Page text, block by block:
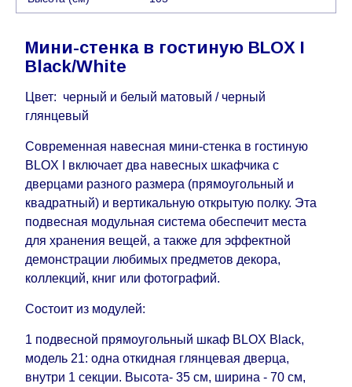
дни) от даты получения оплаты от
кредитной компании клиента.
Возможны задержки, связанные с морской
доставкой при заказе мебели из-за границы, на
случаях срок доставки будет продлен еще на 30
рабочих дней и не будет считаться
задержкой.Вместе с тем поставщики
прилагают все усилия, чтобы максимально
ускорить доставку, но, не имея возможности
это гарантировать, поэтому интернет-магазин
не несет ответственности за какие-либо
задержки.
Мебель из категории "
является модулярной, что оставляет право за
Поставщиком сделать доставку по мере
поступления модулей с фабрики, в течение
дополнительных 60 рабочих дней после первой
Мини-стенка в гостиную BLOX I
Black/White
Цвет: черный и белый матовый / черный
глянцевый
Современная навесная мини-стенка в гостиную
BLOX I включает два навесных шкафчика с
дверцами разного размера (прямоугольный и
квадратный) и вертикальную открытую полку. Эта
подвесная модульная система обеспечит места
для хранения вещей, а также для эффектной
демонстрации любимых предметов декора,
коллекций, книг или фотографий.
Состоит из модулей:
1 подвесной прямоугольный шкаф BLOX Black,
модель 21: одна откидная глянцевая дверца,
внутри 1 секции. Высота- 35 см, ширина - 70 см,